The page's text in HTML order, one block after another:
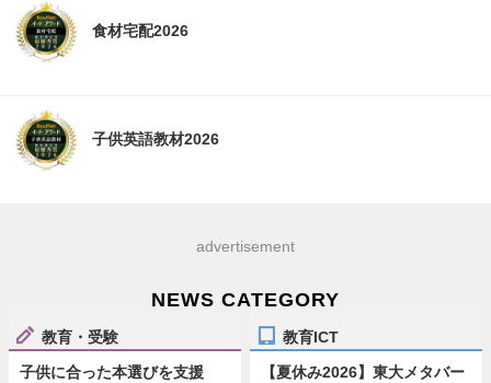
食材宅配2026
子供英語教材2026
advertisement
NEWS CATEGORY
教育・受験
子供に合った本選びを支援
教育ICT
【夏休み2026】東大メタバー